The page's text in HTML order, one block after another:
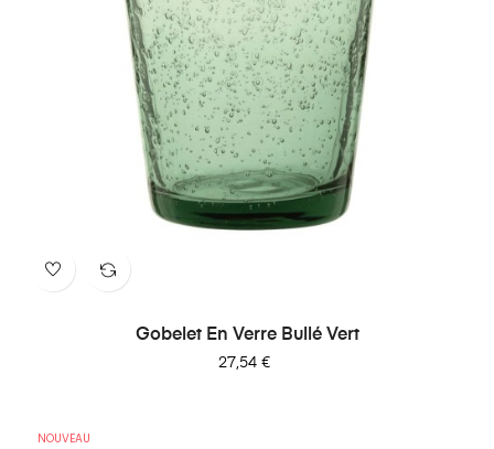
Gobelet En Verre Bullé Vert
Prix
27,54 €
NOUVEAU